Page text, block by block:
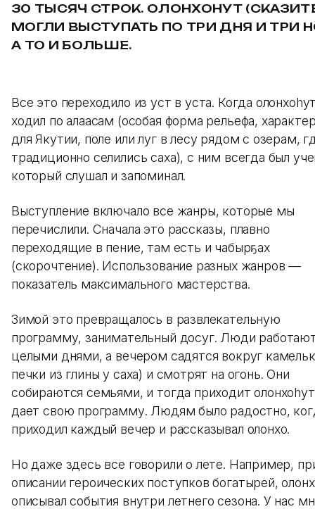
30 ТЫСЯЧ СТРОК. ОЛОНХОHУТ
МОГЛИ ВЫСТУПАТЬ ПО ТРИ ДНЯ И ТРИ
А ТО И БОЛЬШЕ.
Все это переходило из уст в уста. Когда
ходил по алаасам (особая форма рельефа,
для Якутии, поле или луг в лесу рядом с озерам,
традиционно селились саха), с ним всегда был
который слушал и запоминал.
Выступление включало все жанры, которые мы
перечислили. Сначала это рассказы, плавно
переходящие в пение, там есть и чабырҕах
(скорочтение). Использование разных жанров —
показатель максимального мастерства.
Зимой это превращалось в развлекательную
программу, занимательный досуг. Люди
целыми днями, а вечером садятся вокруг
печки из глины у саха) и смотрят на огонь. Они
собираются семьями, и тогда приходит
дает свою программу. Людям было радостно,
приходил каждый вечер и рассказывал олонхо.
Но даже здесь все говорили о лете. Например,
описании героических поступков богатырей,
описывал события внутри летнего сезона. У нас